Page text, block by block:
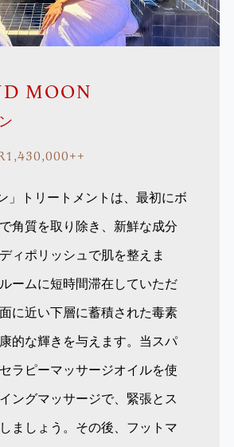
MOON
」トリートメントは、最初にボ
角質を取り除き、新鮮な成分
ィポリッシュで肌を整えま
ームに短時間滞在していただ
に近い下層に蓄積された毒素
的な輝きを与えます。当スパ
ラピーマッサージオイルを使
ングマッサージで、緊張とス
ましょう。その後、フットマ